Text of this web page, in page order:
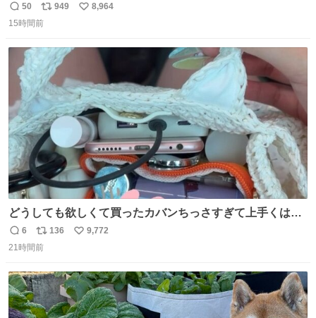
返
信
50
リ
ポ
ト
数
949
い
8,964
15時間前
どうしても欲しくて買ったカバンちっさすぎて上手くはめ
ないと荷物入らん。女のカバンってなんでこんなちっさい
の
返
信
6
リ
ポ
ト
数
136
い
数
9,772
21時間前